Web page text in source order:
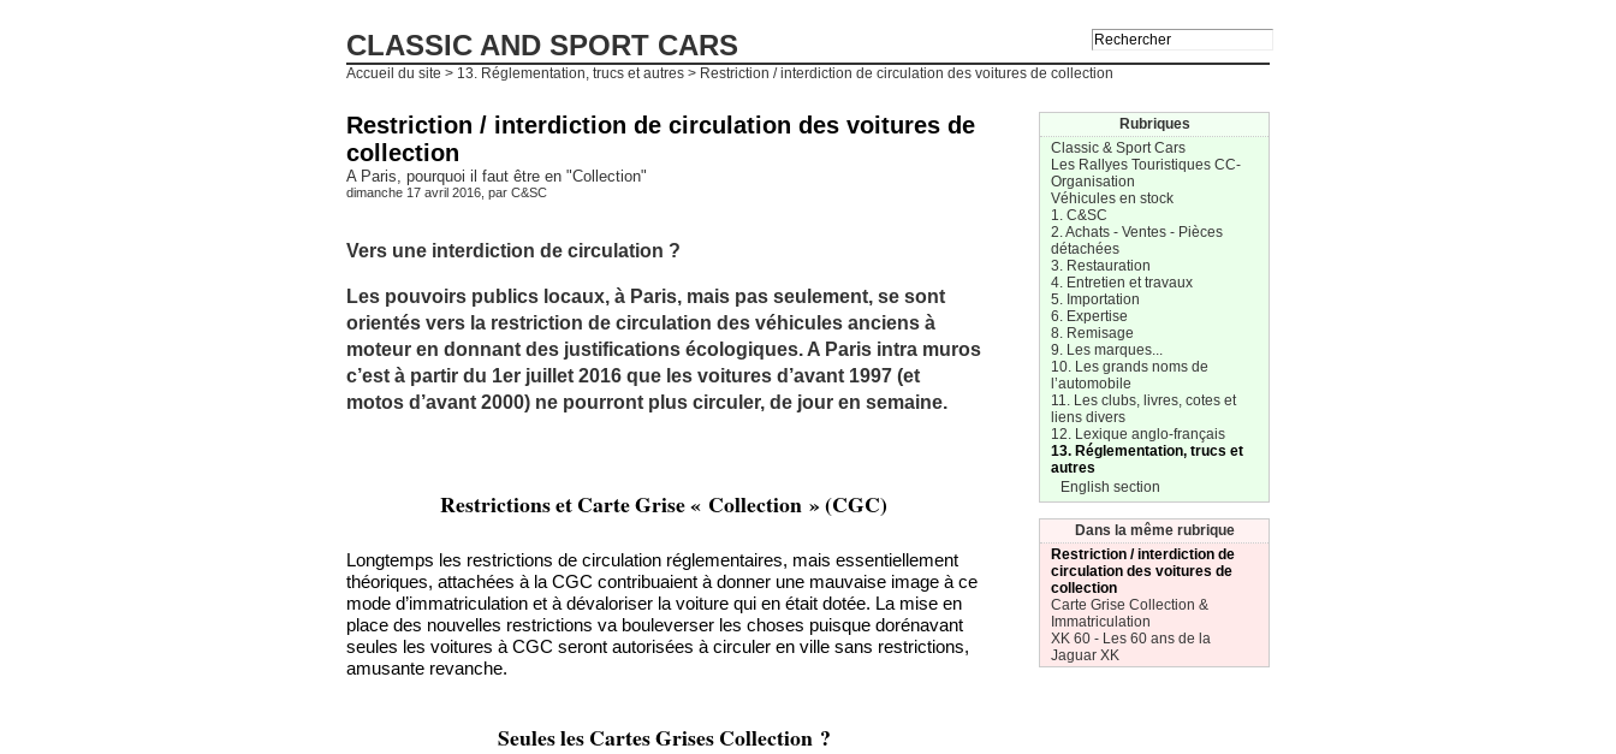
CLASSIC AND SPORT CARS
Accueil du site > 13. Réglementation, trucs et autres > Restriction / interdiction de circulation des voitures de collection
Restriction / interdiction de circulation des voitures de
collection
A Paris, pourquoi il faut être en "Collection"
dimanche 17 avril 2016, par C&SC
Vers une interdiction de circulation ?
Les pouvoirs publics locaux, à Paris, mais pas seulement, se sont
orientés vers la restriction de circulation des véhicules anciens à
moteur en donnant des justifications écologiques. A Paris intra muros
c’est à partir du 1er juillet 2016 que les voitures d’avant 1997 (et
motos d’avant 2000) ne pourront plus circuler, de jour en semaine.
Restrictions et Carte Grise « Collection » (CGC)
Longtemps les restrictions de circulation réglementaires, mais essentiellement
théoriques, attachées à la CGC contribuaient à donner une mauvaise image à ce
mode d’immatriculation et à dévaloriser la voiture qui en était dotée. La mise en
place des nouvelles restrictions va bouleverser les choses puisque dorénavant
seules les voitures à CGC seront autorisées à circuler en ville sans restrictions,
amusante revanche.
Seules les Cartes Grises Collection ?
Rubriques
Classic & Sport Cars
Les Rallyes Touristiques CC-
Organisation
Véhicules en stock
1. C&SC
2. Achats - Ventes - Pièces
détachées
3. Restauration
4. Entretien et travaux
5. Importation
6. Expertise
8. Remisage
9. Les marques...
10. Les grands noms de
l’automobile
11. Les clubs, livres, cotes et
liens divers
12. Lexique anglo-français
13. Réglementation, trucs et
autres
English section
Dans la même rubrique
Restriction / interdiction de
circulation des voitures de
collection
Carte Grise Collection &
Immatriculation
XK 60 - Les 60 ans de la
Jaguar XK